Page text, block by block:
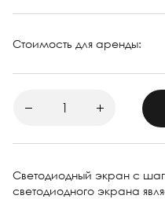
Стоимость для аренды:
Светодиодный экран с
светодиодного экрана